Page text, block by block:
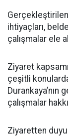
ihtiyaçları,
çalışmalar ele
Ziyaret
çeşitli
çalışmalar
Ziyaretten